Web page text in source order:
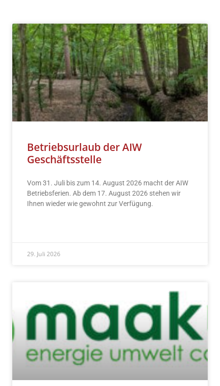
Betriebsurlaub der AIW
Geschäftsstelle
Vom 31. Juli bis zum 14. August 2026 macht der AIW
Betriebsferien. Ab dem 17. August 2026 stehen wir
Ihnen wieder wie gewohnt zur Verfügung.
29. Juli 2026